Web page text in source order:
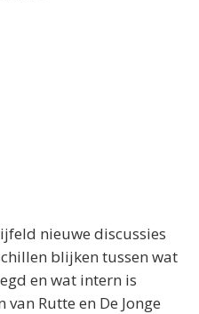
nieuwe discussies
blijken tussen wat
en wat intern is
Rutte en De Jonge